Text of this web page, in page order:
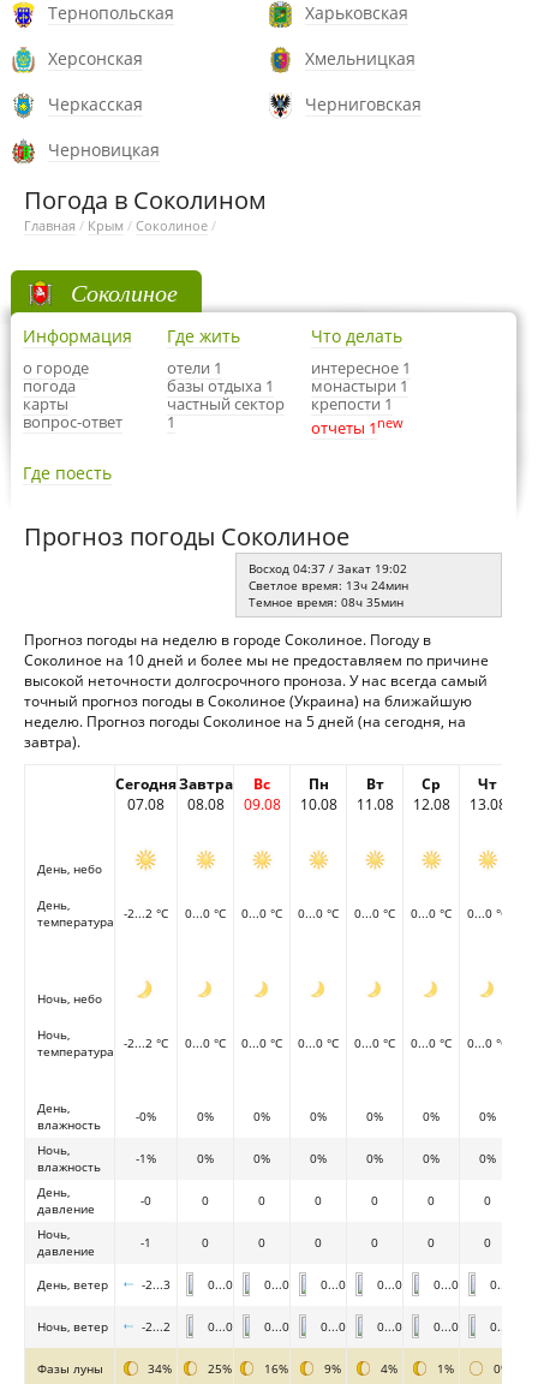
Тернопольская
Харьковская
Херсонская
Хмельницкая
Черкасская
Черниговская
Черновицкая
Погода в Соколином
Главная / Крым / Соколиное /
Соколиное
Информация
о городе
погода
карты
вопрос-ответ
Где жить
отели 1
базы отдыха 1
частный сектор
1
Что делать
интересное 1
монастыри 1
крепости 1
отчеты 1 new
Где поесть
Прогноз погоды Соколиное
Восход 04:37 / Закат 19:02
Светлое время: 13ч 24мин
Темное время: 08ч 35мин
Прогноз погоды на неделю в городе Соколиное. Погоду в
Соколиное на 10 дней и более мы не предоставляем по причине
высокой неточности долгосрочного проноза. У нас всегда самый
точный прогноз погоды в Соколиное (Украина) на ближайшую
неделю. Прогноз погоды Соколиное на 5 дней (на сегодня, на
завтра).
Сегодня
07.08
Завтра
08.08
Вс
09.08
Пн
10.08
Вт
11.08
Ср
12.08
Чт
13.08
День, небо
День,
температура
-2...2 °C 0...0 °C 0...0 °C 0...0 °C 0...0 °C 0...0 °C 0...0 °C
Ночь, небо
Ночь,
температура
-2...2 °C 0...0 °C 0...0 °C 0...0 °C 0...0 °C 0...0 °C 0...0 °C
День,
влажность
-0% 0% 0% 0% 0% 0%
0%
Ночь,
влажность
-1% 0% 0% 0% 0% 0%
0%
День,
давление
-0 0 0 0 0 0
0
Ночь,
давление
-1 0 0 0 0 0 0
День, ветер -2...3 0...0 0...0 0...0 0...0 0...0 0...0
Ночь, ветер -2...2 0...0 0...0 0...0 0...0 0...0 0...0
Фазы луны 34% 25% 16% 9% 4% 1% 0%